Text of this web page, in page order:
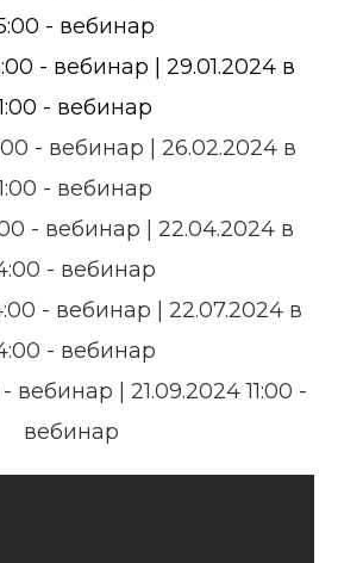
- вебинар
- вебинар | 29.01.2024 в
- вебинар
- вебинар | 26.02.2024 в
- вебинар
- вебинар | 22.04.2024 в
- вебинар
- вебинар | 22.07.2024 в
- вебинар
- вебинар | 21.09.2024 11:00 -
вебинар